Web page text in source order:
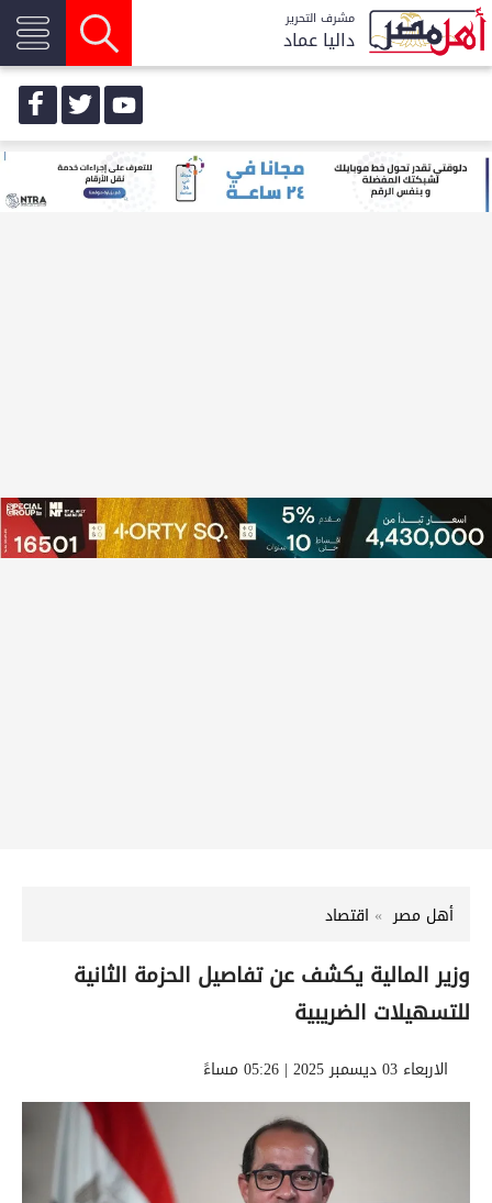
مشرف التحرير
داليا عماد
أهل مصر اقتصاد
وزير المالية يكشف عن تفاصيل الحزمة الثانية
للتسهيلات الضريبية
الاربعاء 03 ديسمبر 2025 | 05:26 مساءً